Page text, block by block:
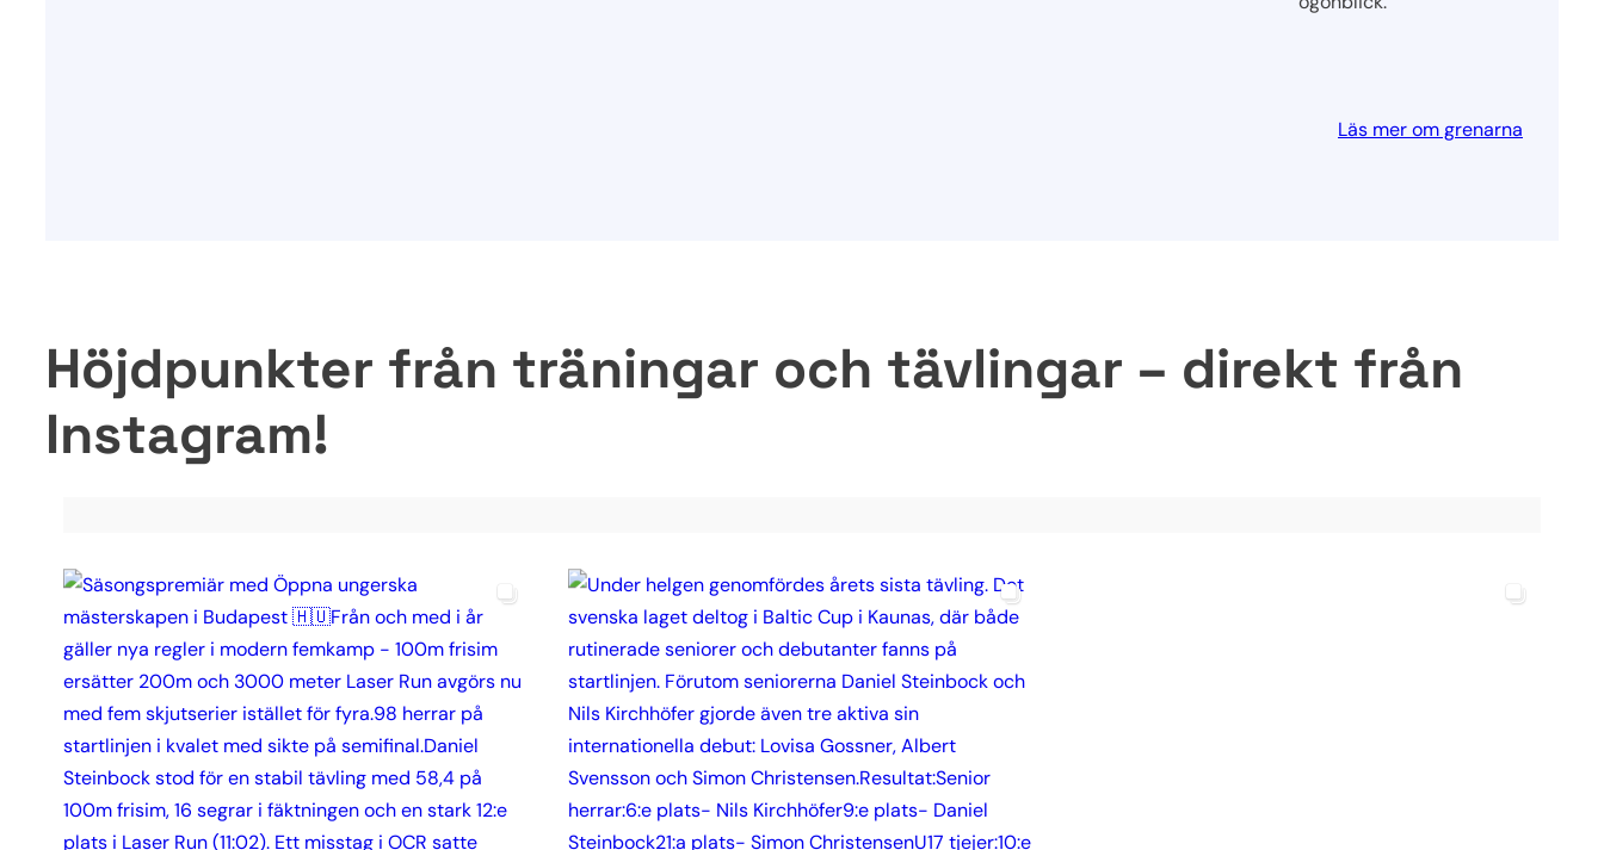
Läs mer om grenarna
Höjdpunkter från träningar och tävlingar – direkt från
Instagram!